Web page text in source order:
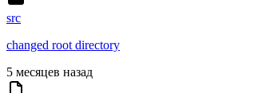
src
changed root directory
5 месяцев назад